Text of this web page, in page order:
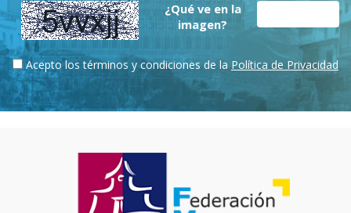
¿Qué ve en la
imagen?
Acepto los términos y condiciones de la Política de Privacidad